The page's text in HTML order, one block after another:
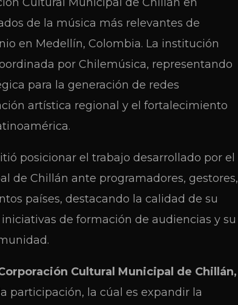
de la música más relevantes de
en Medellín, Colombia. La institución
por Chilemúsica, representando
para la generación de redes
artística regional y el fortalecimiento
posicionar el trabajo desarrollado por el
de Chillán ante programadores, gestores,
países, destacando la calidad de su
de formación de audiencias y su
Cultural Municipal de Chillán,
participación, la cúal es expandir la